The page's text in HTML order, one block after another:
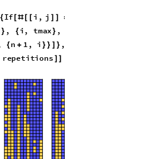
{If [#[ [ i , j ] ] 
} , {i, tmax} ,
{n + 1, i }} ] } ,
repetitions ] ]